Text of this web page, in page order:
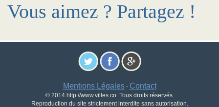
Vous aimez ? Partagez !
Mentions Légales- Contact
© 2014 http://www.villes.co. Tous droits réservés.
Reproduction du site strictement interdite sans autorisation.